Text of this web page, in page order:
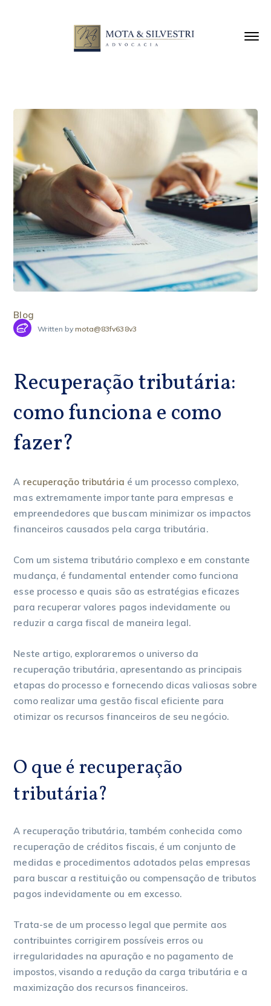
Blog
Written bymota@83fv638v3
Recuperação tributária:
como funciona e como
fazer?
A recuperação tributária é um processo complexo,
mas extremamente importante para empresas e
empreendedores que buscam minimizar os impactos
financeiros causados pela carga tributária.
Com um sistema tributário complexo e em constante
mudança, é fundamental entender como funciona
esse processo e quais são as estratégias eficazes
para recuperar valores pagos indevidamente ou
reduzir a carga fiscal de maneira legal.
Neste artigo, exploraremos o universo da
recuperação tributária, apresentando as principais
etapas do processo e fornecendo dicas valiosas sobre
como realizar uma gestão fiscal eficiente para
otimizar os recursos financeiros de seu negócio.
O que é recuperação
tributária?
A recuperação tributária, também conhecida como
recuperação de créditos fiscais, é um conjunto de
medidas e procedimentos adotados pelas empresas
para buscar a restituição ou compensação de tributos
pagos indevidamente ou em excesso.
Trata-se de um processo legal que permite aos
contribuintes corrigirem possíveis erros ou
irregularidades na apuração e no pagamento de
impostos, visando a redução da carga tributária e a
maximização dos recursos financeiros.